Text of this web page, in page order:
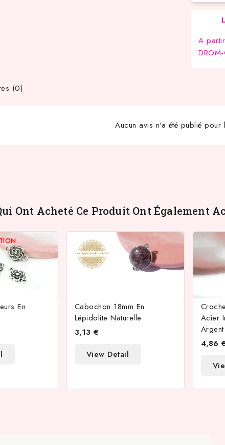
A
(0)
Aucun avis n'a été publié pour
Ont Acheté Ce Produit Ont Également
En
Cabochon 18mm En
Lépidolite Naturelle
3,13 €
View Detail
Acier
Argent
4,86 €